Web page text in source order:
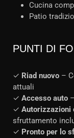
Cucina
Patio
PUNTI DI
✓ Riad nuovo –
attuali
✓ Accesso auto
✓ Autorizzazioni
sfruttamento
✓ Pronto per lo